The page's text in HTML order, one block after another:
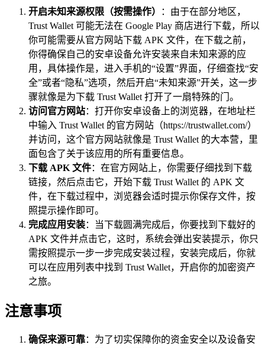
开启未知来源权限（按需操作）
：由于在部分地区，
Trust Wallet 可能无法在 Google Play 商店进行下载，所以
你可能需要从官方网站下载 APK 文件，在下载之前，
你得确保自己的安卓设备允许安装来自未知来源的应
用，具体操作是，进入手机的“设置”界面，仔细查找“安
全”或者“隐私”选项，然后开启“未知来源”开关，这一步
骤就像是为下载 Trust Wallet 打开了一扇特殊的门。
访问官方网站：打开你安卓设备上的浏览器，在地址栏
中输入 Trust Wallet 的官方网站（https://trustwallet.com/）
并访问，这个官方网站就像是 Trust Wallet 的大本营，里
面包含了关于该应用的所有重要信息。
下载 APK 文件：在官方网站上，你需要仔细找到下载
链接，然后点击它，开始下载 Trust Wallet 的 APK 文
件，在下载过程中，浏览器会适时提示你保存文件，按
照提示操作即可。
完成应用安装：当下载圆满完成后，你要找到下载好的
APK 文件并点击它，这时，系统会弹出安装提示，你只
需按照提示一步一步完成安装过程，安装完成后，你就
可以在应用列表中找到 Trust Wallet，开启你的加密资产
之旅。
注意事项
确保来源可靠：为了切实保障你的资金安全以及设备安